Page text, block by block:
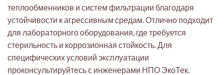
теплообменников и систем фильтрации благодаря
устойчивости к агрессивным средам. Отлично подходит
для лабораторного оборудования, где требуется
стерильность и коррозионная стойкость. Для
специфических условий эксплуатации
проконсультируйтесь с инженерами НПО ЭкоТек.